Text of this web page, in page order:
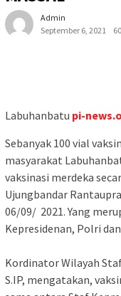
Admin
September 6, 2021
Labuhanbatu pi-
Sebanyak 100 vial
masyarakat
vaksinasi merdeka
Ujungbandar
06/09/ 2021. Yang
Kepresidenan, Polri
Kordinator Wilayah
S.IP, mengatakan,